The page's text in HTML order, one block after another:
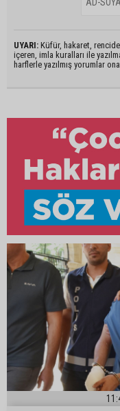
UYARI: Küfür, hakaret,
içeren, imla kuralları ile
harflerle yazılmış yorumlar